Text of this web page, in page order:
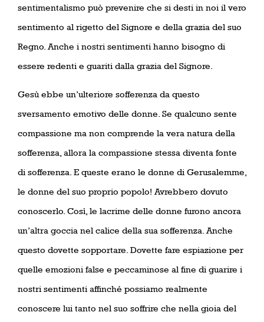
sentimentalismo può prevenire che si desti in noi il vero
sentimento al rigetto del Signore e della grazia del suo
Regno. Anche i nostri sentimenti hanno bisogno di
essere redenti e guariti dalla grazia del Signore.
Gesù ebbe un’ulteriore sofferenza da questo
sversamento emotivo delle donne. Se qualcuno sente
compassione ma non comprende la vera natura della
sofferenza, allora la compassione stessa diventa fonte
di sofferenza. E queste erano le donne di Gerusalemme,
le donne del suo proprio popolo! Avrebbero dovuto
conoscerlo. Così, le lacrime delle donne furono ancora
un’altra goccia nel calice della sua sofferenza. Anche
questo dovette sopportare. Dovette fare espiazione per
quelle emozioni false e peccaminose al fine di guarire i
nostri sentimenti affinché possiamo realmente
conoscere lui tanto nel suo soffrire che nella gioia del